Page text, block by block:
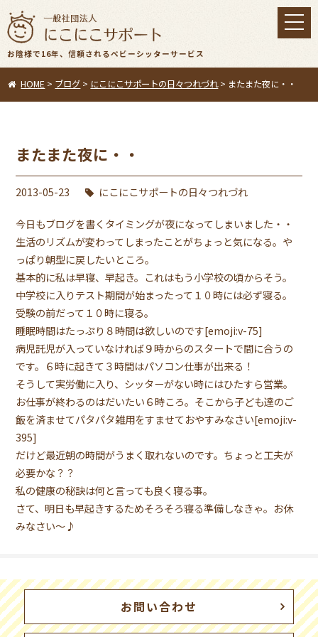
お陰様で16年、信頼されるベビーシッターサービス
toggle
HOME > ブログ > にこにこサポートの日々つれづれ> またまた夜に・・
またまた夜に・・
2013-05-23 にこにこサポートの日々つれづれ
今日もブログを書くタイミングが夜になってしまいました・・
生活のリズムが変わってしまったことがちょっと気になる。や
っぱり朝型に戻したいところ。
基本的に私は早寝、早起き。これはもう小学校の頃からそう。
中学校に入りテスト期間が始まったって１０時には必ず寝る。
受験の前だって１０時に寝る。
睡眠時間はたっぷり８時間は欲しいのです[emoji:v-75]
病児託児が入っていなければ９時からのスタートで間に合うの
です。６時に起きて３時間はパソコン仕事が出来る！
そうして実労働に入り、シッターがない時にはひたすら営業。
お仕事が終わるのはだいたい６時ころ。そこから子ども達のご
飯を済ませてパタパタ雑用をすませておやすみなさい[emoji:v-
395]
だけど最近朝の時間がうまく取れないのです。ちょっと工夫が
必要かな？？
私の健康の秘訣は何と言っても良く寝る事。
さて、明日も早起きするためそろそろ寝る準備しなきゃ。お休
みなさい〜♪
お問い合わせ